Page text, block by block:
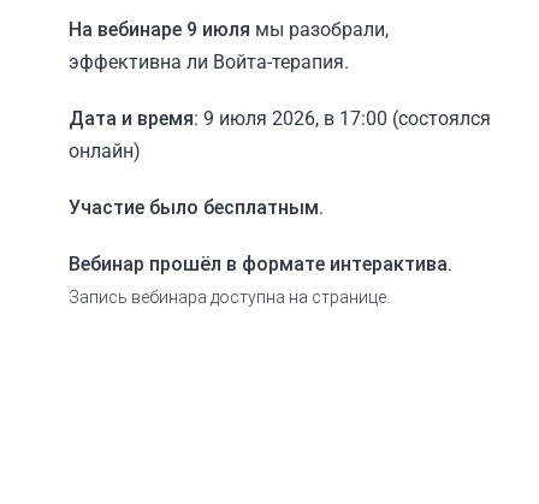
На вебинаре 9 июля мы разобрали,
эффективна ли Войта-терапия.
Дата и время: 9 июля 2026, в 17:00 (состоялся
онлайн)
Участие было бесплатным.
Вебинар прошёл в формате интерактива.
Запись вебинара доступна на странице.